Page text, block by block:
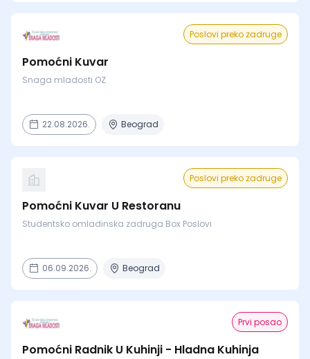
Poslovi preko zadruge
Pomoćni Kuvar
Snaga mladosti OZ
22.08.2026. Beograd
Poslovi preko zadruge
Pomoćni Kuvar U Restoranu
Studentsko omladinska zadruga Box Poslovi
06.09.2026. Beograd
Prvi posao
Pomoćni Radnik U Kuhinji - Hladna Kuhinja